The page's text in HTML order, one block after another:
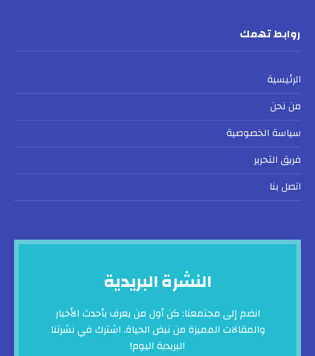
روابط تهمك
الرئيسية
من نحن
سياسة الخصوصية
فريق التحرير
اتصل بنا
النشرة البريدية
انضم إلى مجتمعنا: كن أول من يعرف بأحدث الأخبار
والمقالات المميزة من نبض الحياة. اشترك في نشرتنا
البريدية اليوم!